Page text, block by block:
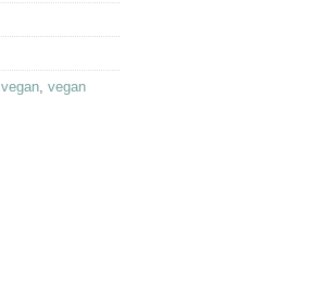
vegan, vegan